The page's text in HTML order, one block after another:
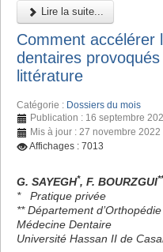
Lire la suite...
Comment accélérer
dentaires
littérature
Catégorie : Dossiers du mois
Publication : 16 septembre
Mis à jour : 27 novembre 2022
Affichages : 7013
G. SAYEGH*, F. BOURZGUI**
*
Pratique privée
** Département
Médecine Dentaire
Université Hassan II de